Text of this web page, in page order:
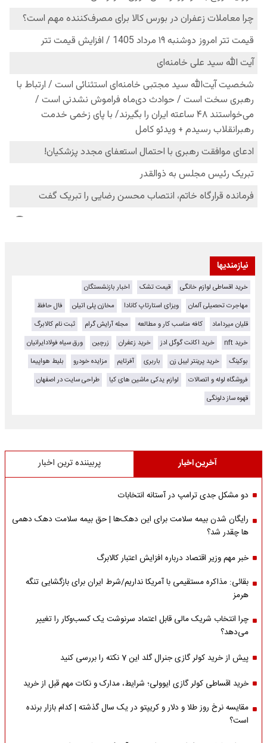
نیازمندیها
خرید اقساطی لوازم خانگی قیمت تشک
اخبار بازنشستگان
مهاجرت تحصیلی آلمان
ویزای استارتاپ کانادا مخازن پلی اتیلن
فال حافظ
قلیان میرداماد
کافه مناسب کار و مطالعه مجله آرایش گرام
ثبت نام کالابرگ
خرید nft
خرید اکانت گوگل ادز خرید زعفران زرچین
ورق سیاه فولادایرانیان
بوکینگ
خرید پرینتر لیبل زن باربری آفرتایم مزایده خودرو
بلیط هواپیما
فروشگاه لوله و اتصالات
لوازم یدکی ماشین های کیا
طراحی سایت در اصفهان
قهوه ساز دلونگی
آخرین اخبار پربیننده ترین اخبار
دو مشکل جدی ترامپ در آستانه انتخابات
رایگان شدن بیمه سلامت برای این دهک‌ها | حق بیمه‌ سلامت دهک دهمی
ها چقدر شد؟
خبر مهم وزیر اقتصاد درباره افزایش اعتبار کالابرگ
بقائی: مذاکره مستقیمی با آمریکا نداریم/شرط ایران برای بازگشایی تنگه
هرمز
چرا انتخاب شریک مالی قابل اعتماد سرنوشت یک کسب‌وکار را تغییر
می‌دهد؟
پیش از خرید کولر گازی جنرال گلد این 7 نکته را بررسی کنید
خرید اقساطی کولر گازی ایوولی؛ شرایط، مدارک و نکات مهم قبل از خرید
مقایسه نرخ روز طلا و دلار و کریپتو در یک سال گذشته | کدام بازار برنده
است؟